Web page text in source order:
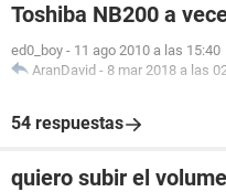
Toshiba NB200 a
ed0_boy - 11 ago 2010 a las 15:40
AranDavid - 8 mar 2018 a las
54 respuestas
quiero subir el